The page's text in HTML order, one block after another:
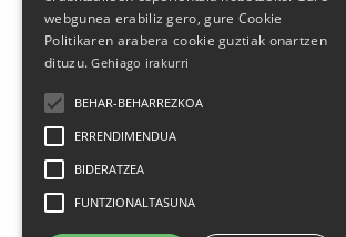
Síguenos en las redes sociales
webgunea erabiliz gero, gure Cookie
Politikaren arabera cookie guztiak onartzen
dituzu.Gehiago irakurri
BEHAR-BEHARREZKOA
ERRENDIMENDUA
BIDERATZEA
FUNTZIONALTASUNA